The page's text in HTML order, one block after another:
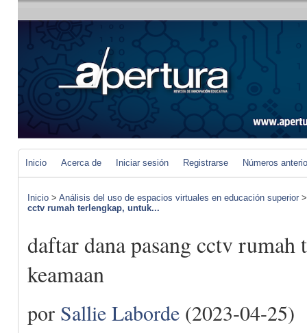
Inicio Acerca de Iniciar sesión Registrarse Números
Inicio > Análisis del uso de espacios virtuales en educación superior
cctv rumah terlengkap, untuk...
daftar dana pasang cctv
keamaan
por Sallie Laborde (2023-04-25)